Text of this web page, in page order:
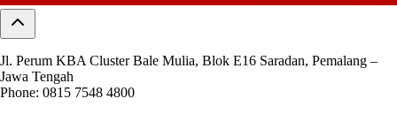
Jl. Perum KBA Cluster Bale Mulia, Blok E16 Saradan, Pemalang –
Jawa Tengah
Phone: 0815 7548 4800